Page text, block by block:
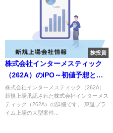
株投資
株式会社インターメスティック
（262A）のIPO～初値予想と新
規上場情報～
株式会社インターメスティック（262A）
新規上場承認された株式会社インターメス
ティック（262A）の詳細です。 東証プラ
イム上場の大型案件...